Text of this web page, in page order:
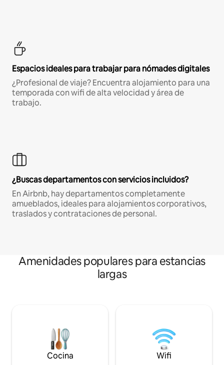
Espacios ideales para trabajar para nómades digitales
¿Profesional de viaje? Encuentra alojamiento para una
temporada con wifi de alta velocidad y área de
trabajo.
¿Buscas departamentos con servicios incluidos?
En Airbnb, hay departamentos completamente
amueblados, ideales para alojamientos corporativos,
traslados y contrataciones de personal.
Amenidades populares para estancias
largas
Cocina Wifi